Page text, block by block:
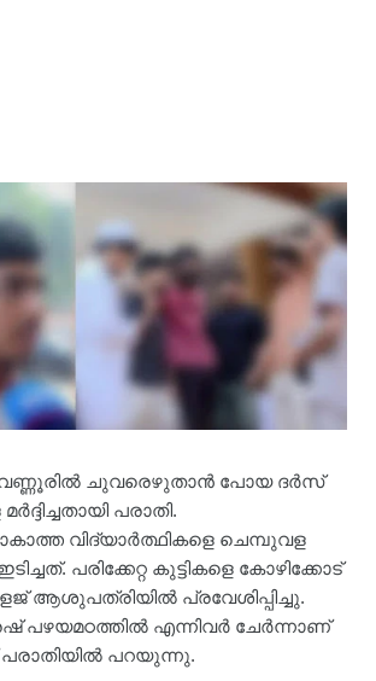
ചുവരെഴുതാൻ ​പോയ ദർസ്
പരാതി.
വിദ്യാർത്ഥികളെ ചെമ്പുവള
പരിക്കേറ്റ കുട്ടികളെ കോഴിക്കോട്
ആശുപത്രിയിൽ പ്രവേശിപ്പിച്ചു.
എന്നിവർ ചേർന്നാണ്
പരാതിയിൽ പറയുന്നു.